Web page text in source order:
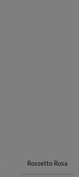
Rossetto Rosa